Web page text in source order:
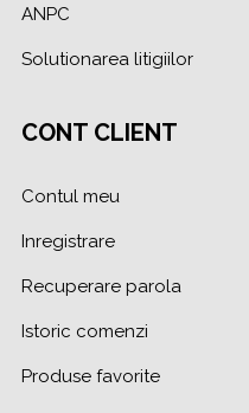
ANPC
Solutionarea litigiilor
CONT CLIENT
Contul meu
Inregistrare
Recuperare parola
Istoric comenzi
Produse favorite